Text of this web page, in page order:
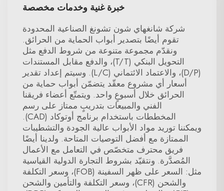
خبرة غنية وخدمات مخصصة
شركة شانغهاي شون تشونغ الصناعية المحدودة
تقوم أيضًا بتصدير أبواب الحماية من الحرائق.
ونقدّم مجموعة متنوعة من شروط الدفع مثل
التحويل البنكي (T/T)، والدفع مقابل المستندات
(D/P)، والاعتماد الائتماني (L/C). وسيتم إعداد تقدير
أسعار أي مشروع معقّد يتضمّن أبواب حماية من
الحرائق خلال أسبوعٍ واحد. ويتمتّع أعضاء فريقنا
الفني والمبيعات بتدريبٍ ممتاز على رسم
المخططات باستخدام برنامج أوتوكاد (CAD).
ويمكننا توريد مواد الأبواب عالية الجودة والتشطيبات
الممتازة مع أفضل التوصيات المتاحة. ولدينا أيضًا
فريق محترف متخصّص في التعامل مع الأعمال
المُصدَّرة. ونتقيّد بشروط التجارة الدولية القياسية
مثل: السعر على ظهر السفينة (FOB)، وسعر التكلفة
والشحن (CFR)، وسعر التكلفة والتأمين والشحن